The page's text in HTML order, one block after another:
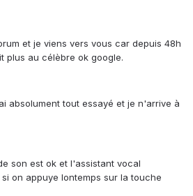
et je viens vers vous car depuis 48h
plus au célèbre ok google.
absolument tout essayé et je n'arrive à
son est ok et l'assistant vocal
on appuye lontemps sur la touche